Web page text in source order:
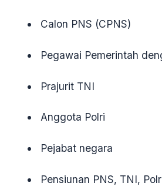
Calon PNS (CPNS)
Pegawai Pemerintah
Prajurit TNI
Anggota Polri
Pejabat negara
Pensiunan PNS, TNI,